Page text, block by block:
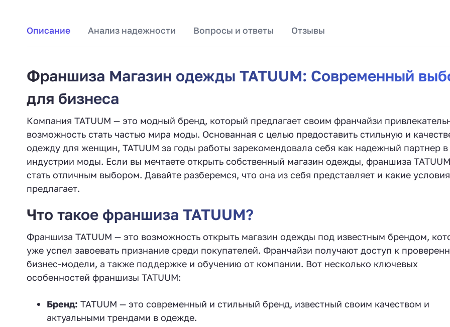
Описание Анализ надежности Вопросы и ответы Отзывы
Франшиза Магазин одежды TATUUM: Современный
для бизнеса
Компания TATUUM — это модный бренд, который предлагает своим франчайзи
возможность стать частью мира моды. Основанная с целью предоставить стильную и
одежду для женщин, TATUUM за годы работы зарекомендовала себя как надежный партнер в
индустрии моды. Если вы мечтаете открыть собственный магазин одежды, франшиза
стать отличным выбором. Давайте разберемся, что она из себя представляет и какие условия
предлагает.
Что такое франшиза TATUUM?
Франшиза TATUUM — это возможность открыть магазин одежды под известным брендом,
уже успел завоевать признание среди покупателей. Франчайзи получают доступ к
бизнес-модели, а также поддержке и обучению от компании. Вот несколько ключевых
особенностей франшизы TATUUM:
Бренд: TATUUM — это современный и стильный бренд, известный своим качеством и
актуальными трендами в одежде.